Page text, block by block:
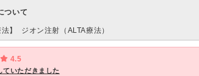
ついて
】 ジオン注射（ALTA療法）
4.5
ていただきました